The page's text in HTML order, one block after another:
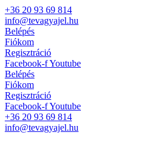
+36 20 93 69 814
info@tevagyajel.hu
Belépés
Fiókom
Regisztráció
Facebook-fYoutube
Belépés
Fiókom
Regisztráció
Facebook-fYoutube
+36 20 93 69 814
info@tevagyajel.hu